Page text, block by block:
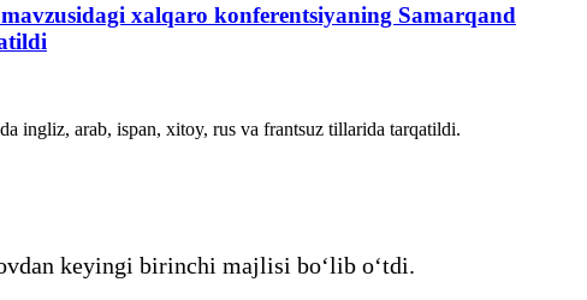
xalqaro konferentsiyaning Samarqand
ingliz, arab, ispan, xitoy, rus va frantsuz tillarida tarqatildi.
keyingi birinchi majlisi bo‘lib o‘tdi.